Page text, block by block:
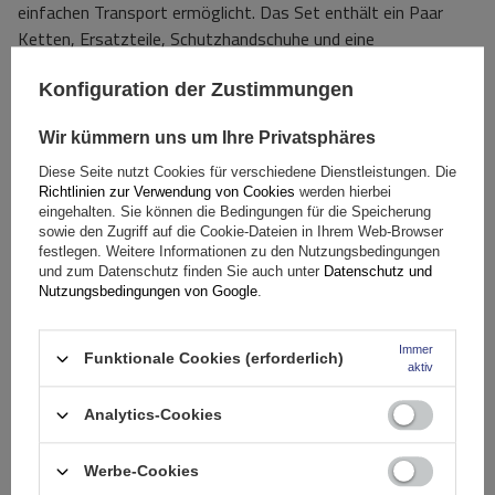
einfachen Transport ermöglicht. Das Set enthält ein Paar
Ketten, Ersatzteile, Schutzhandschuhe und eine
Das Produkt ist
mit vielen gängigen Radgrößen
kompatibelund stellt somiteine universelle Lösung
Fahrer verschiedener Automarken dar. Prüfen Sie jedoch vor
dem Kaufin den Fahrzeugpapieren, ob der Hersteller die
Montage von 9-mm-Ketten zulässt.
Spezifikation
Das Produkt passt zu Autos
Lieferung
Stelle eine Frage
Konfiguration der Zustimmungen
Wir kümmern uns um Ihre Privatsphäres
Diese Seite nutzt Cookies für verschiedene Dienstleistungen. Die
Richtlinien zur Verwendung von Cookies werden hierbei
eingehalten. Sie können die Bedingungen für die Speicherung
sowie den Zugriff auf die Cookie-Dateien in Ihrem Web-Browser
festlegen. Weitere Informationen zu den Nutzungsbedingungen
und zum Datenschutz finden Sie auch unter Datenschutz und
Nutzungsbedingungen von Google.
Funktionale Cookies (erforderlich)
Immer
aktiv
Analytics-Cookies
Werbe-Cookies